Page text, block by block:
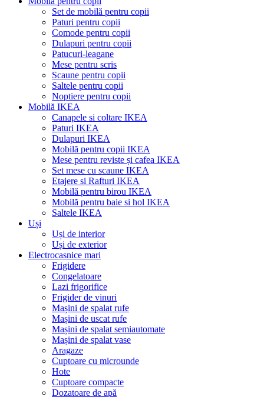
Set de mobilă pentru copii
Paturi pentru copii
Comode pentru copii
Dulapuri pentru copii
Patucuri-leagane
Mese pentru scris
Scaune pentru copii
Saltele pentru copii
Noptiere pentru copii
Mobilă IKEA
Canapele si coltare IKEA
Paturi IKEA
Dulapuri IKEA
Mobilă pentru copii IKEA
Mese pentru reviste și cafea IKEA
Set mese cu scaune IKEA
Etajere si Rafturi IKEA
Mobilă pentru birou IKEA
Mobilă pentru baie si hol IKEA
Saltele IKEA
Uși
Uși de interior
Uși de exterior
Electrocasnice mari
Frigidere
Congelatoare
Lazi frigorifice
Frigider de vinuri
Mașini de spalat rufe
Mașini de uscat rufe
Mașini de spalat semiautomate
Mașini de spalat vase
Aragaze
Cuptoare cu microunde
Hote
Cuptoare compacte
Dozatoare de aрă